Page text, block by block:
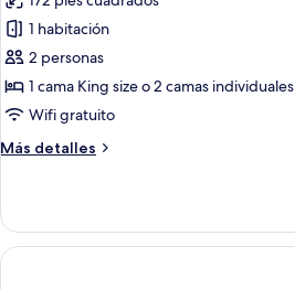
individual
las
fotos
de
Habitación
con
cama
2
individuales
1 habitación
2 personas
1 cama King size o 2 camas individuales
Wifi gratuito
Más detalles
Más
con
cama